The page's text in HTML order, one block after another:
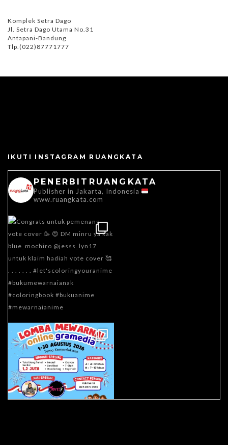
Komplek Setra Dago
Jl. Setra Dago Utama No.31
Antapani-Bandung
Tlp.(022)87771777
IKUTI INSTAGRAM RUANGKATA
PENERBITRUANGKATA
Publisher in Jakarta, Indonesia
www.ruangkata.com